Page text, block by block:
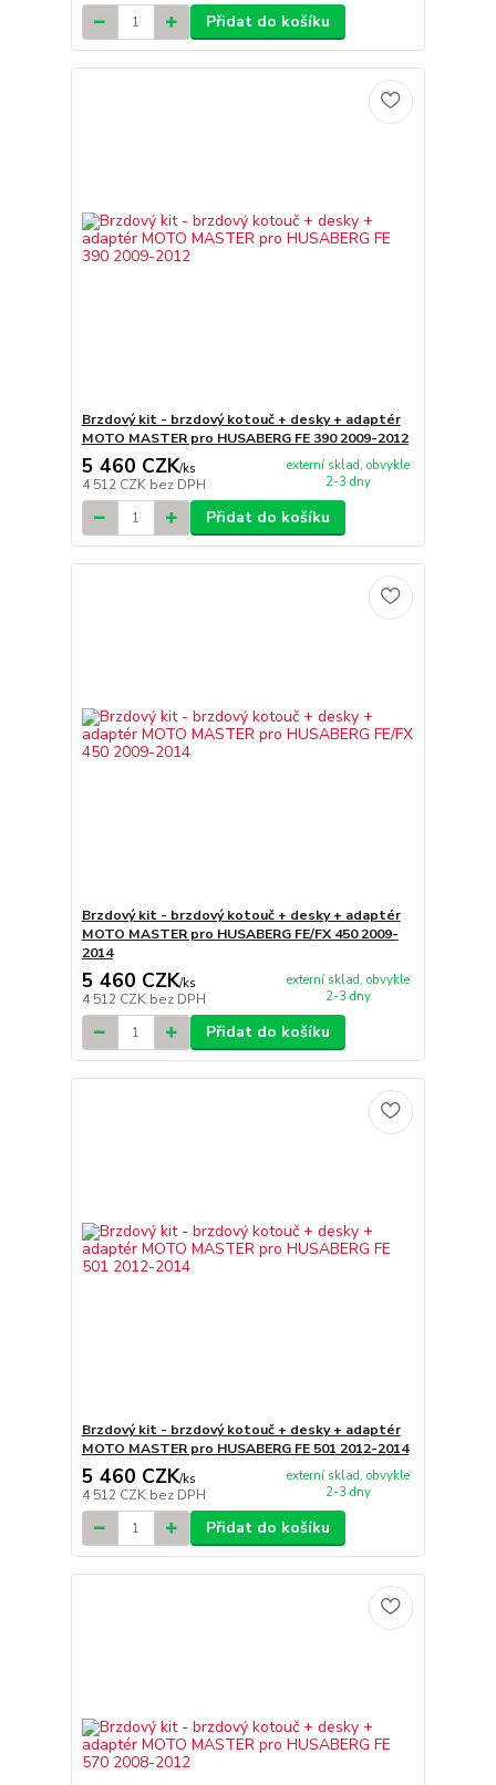
Přidat do košíku
Brzdový kit - brzdový kotouč + desky + adaptér
MOTO MASTER pro HUSABERG FE 390 2009-2012
5 460 CZK/ks
4 512 CZK bez DPH
externí sklad, obvykle
2-3 dny
Přidat do košíku
Brzdový kit - brzdový kotouč + desky + adaptér
MOTO MASTER pro HUSABERG FE/FX 450 2009-
2014
5 460 CZK/ks
4 512 CZK bez DPH
externí sklad, obvykle
2-3 dny
Přidat do košíku
Brzdový kit - brzdový kotouč + desky + adaptér
MOTO MASTER pro HUSABERG FE 501 2012-2014
5 460 CZK/ks
4 512 CZK bez DPH
externí sklad, obvykle
2-3 dny
Přidat do košíku